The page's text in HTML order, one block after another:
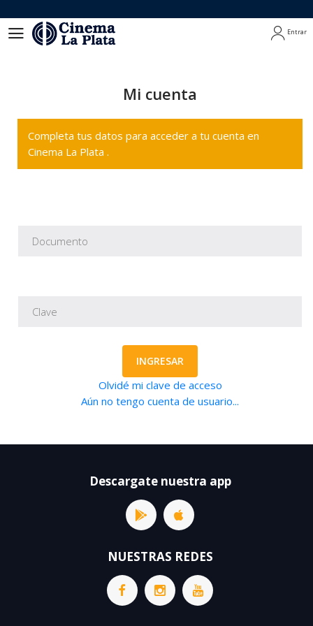
Entrar
Mi cuenta
Completa tus datos para acceder a tu cuenta en
Cinema La Plata .
INGRESAR
Olvidé mi clave de acceso
Aún no tengo cuenta de usuario...
Descargate nuestra app
NUESTRAS REDES